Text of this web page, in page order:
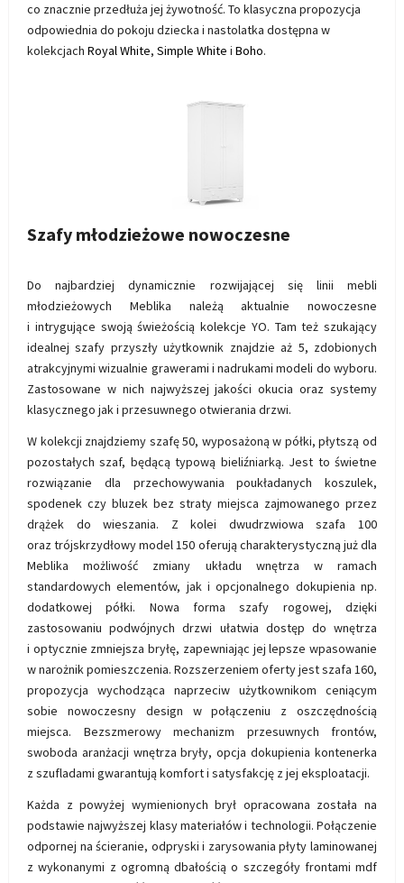
co znacznie przedłuża jej żywotność. To klasyczna propozycja
odpowiednia do pokoju dziecka i nastolatka dostępna w
kolekcjach Royal White, Simple White i Boho.
Szafy młodzieżowe nowoczesne
Do najbardziej dynamicznie rozwijającej się linii mebli
młodzieżowych Meblika należą aktualnie nowoczesne
i intrygujące swoją świeżością kolekcje YO. Tam też szukający
idealnej szafy przyszły użytkownik znajdzie aż 5, zdobionych
atrakcyjnymi wizualnie grawerami i nadrukami modeli do wyboru.
Zastosowane w nich najwyższej jakości okucia oraz systemy
klasycznego jak i przesuwnego otwierania drzwi.
W kolekcji znajdziemy szafę 50, wyposażoną w półki, płytszą od
pozostałych szaf, będącą typową bieliźniarką. Jest to świetne
rozwiązanie dla przechowywania poukładanych koszulek,
spodenek czy bluzek bez straty miejsca zajmowanego przez
drążek do wieszania. Z kolei dwudrzwiowa szafa 100
oraz trójskrzydłowy model 150 oferują charakterystyczną już dla
Meblika możliwość zmiany układu wnętrza w ramach
standardowych elementów, jak i opcjonalnego dokupienia np.
dodatkowej półki. Nowa forma szafy rogowej, dzięki
zastosowaniu podwójnych drzwi ułatwia dostęp do wnętrza
i optycznie zmniejsza bryłę, zapewniając jej lepsze wpasowanie
w narożnik pomieszczenia. Rozszerzeniem oferty jest szafa 160,
propozycja wychodząca naprzeciw użytkownikom ceniącym
sobie nowoczesny design w połączeniu z oszczędnością
miejsca. Bezszmerowy mechanizm przesuwnych frontów,
swoboda aranżacji wnętrza bryły, opcja dokupienia kontenerka
z szufladami gwarantują komfort i satysfakcję z jej eksploatacji.
Każda z powyżej wymienionych brył opracowana została na
podstawie najwyższej klasy materiałów i technologii. Połączenie
odpornej na ścieranie, odpryski i zarysowania płyty laminowanej
z wykonanymi z ogromną dbałością o szczegóły frontami mdf